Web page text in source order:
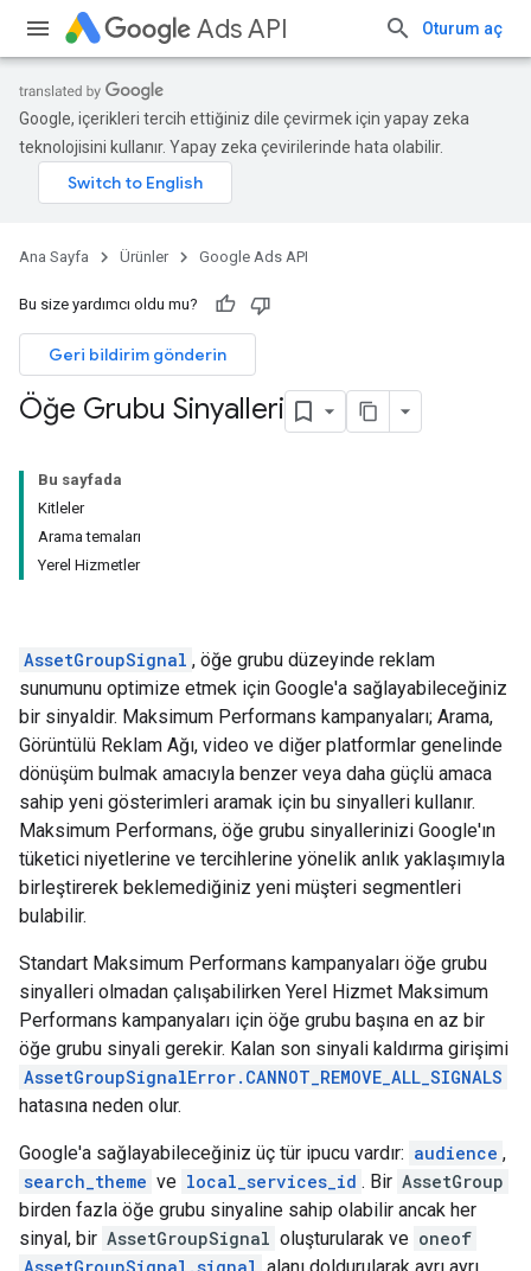
Ads API Oturum aç
Google, içerikleri tercih ettiğiniz dile çevirmek için yapay zeka
teknolojisini kullanır. Yapay zeka çevirilerinde hata olabilir.
Ana Sayfa Ürünler Google Ads API
Bu size yardımcı oldu mu?
Geri bildirim gönderin
Öğe Grubu Sinyalleri
Bu sayfada
Kitleler
Arama temaları
Yerel Hizmetler
AssetGroupSignal , öğe grubu düzeyinde reklam
sunumunu optimize etmek için Google'a sağlayabileceğiniz
bir sinyaldir. Maksimum Performans kampanyaları; Arama,
Görüntülü Reklam Ağı, video ve diğer platformlar genelinde
dönüşüm bulmak amacıyla benzer veya daha güçlü amaca
sahip yeni gösterimleri aramak için bu sinyalleri kullanır.
Maksimum Performans, öğe grubu sinyallerinizi Google'ın
tüketici niyetlerine ve tercihlerine yönelik anlık yaklaşımıyla
birleştirerek beklemediğiniz yeni müşteri segmentleri
bulabilir.
Standart Maksimum Performans kampanyaları öğe grubu
sinyalleri olmadan çalışabilirken Yerel Hizmet Maksimum
Performans kampanyaları için öğe grubu başına en az bir
öğe grubu sinyali gerekir. Kalan son sinyali kaldırma girişimi
AssetGroupSignalError.CANNOT_REMOVE_ALL_SIGNALS
hatasına neden olur.
Google'a sağlayabileceğiniz üç tür ipucu vardır: audience ,
search_theme ve local_services_id . Bir AssetGroup
birden fazla öğe grubu sinyaline sahip olabilir ancak her
sinyal, bir AssetGroupSignal oluşturularak ve oneof